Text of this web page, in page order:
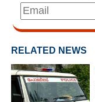
RELATED NEWS